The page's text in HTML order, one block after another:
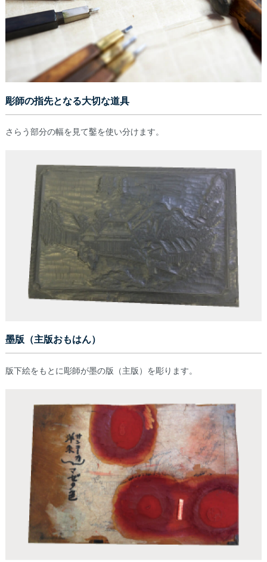
彫師の指先となる大切な道具
さらう部分の幅を見て鑿を使い分けます。
墨版（主版おもはん）
版下絵をもとに彫師が墨の版（主版）を彫ります。